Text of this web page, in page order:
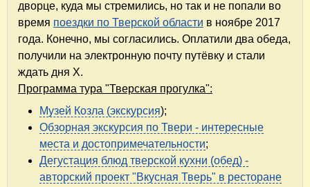
дворце, куда мы стремились, но так и не попали во
время поездки по Тверской области в ноябре 2017
года. Конечно, мы согласились. Оплатили два обеда,
получили на электронную почту путёвку и стали
ждать дня Х.
Программа тура "Тверская прогулка":
Музей Козла (экскурсия);
Обзорная экскурсия по Твери - интересные
места и достопримечательности;
Дегустация блюд тверской кухни (обед) -
авторский проект "Вкусная Тверь" в ресторане